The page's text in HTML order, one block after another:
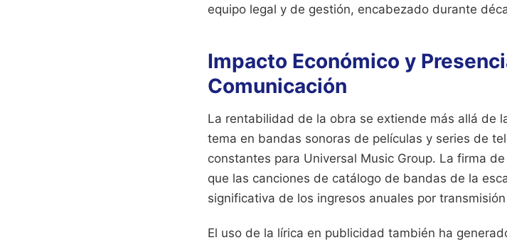
equipo legal y de gestión, encabezado durante
Impacto Económico y
Comunicación
La rentabilidad de la obra se extiende más allá de
tema en bandas sonoras de películas y series de
constantes para Universal Music Group. La firma
que las canciones de catálogo de bandas de la
significativa de los ingresos anuales por
El uso de la lírica en publicidad también ha